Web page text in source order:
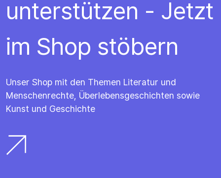
unterstützen - Jetzt
im Shop stöbern
Unser Shop mit den Themen Literatur und
Menschenrechte, Überlebensgeschichten sowie
Kunst und Geschichte